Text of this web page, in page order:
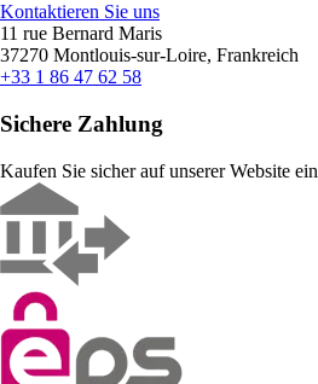
Kontaktieren Sie uns
11 rue Bernard Maris
37270 Montlouis-sur-Loire, Frankreich
+33 1 86 47 62 58
Sichere Zahlung
Kaufen Sie sicher auf unserer Website ein